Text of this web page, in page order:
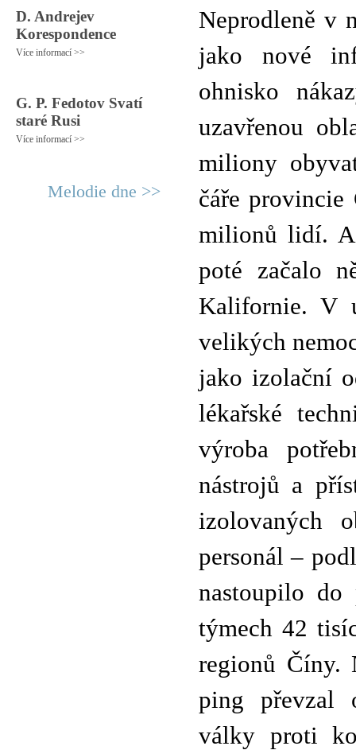
D. Andrejev
Korespondence
Více informací >>
G. P. Fedotov Svatí
staré Rusi
Více informací >>
Melodie dne >>
Neprodleně v
jako nové
ohnisko
uzavřenou
miliony
čáře provincie
milionů lidí.
poté začalo
Kalifornie. V
velikých
jako izolační
lékařské
výroba
nástrojů a
izolovaných
personál –
nastoupilo
týmech 42
regionů Číny.
ping převzal
války proti